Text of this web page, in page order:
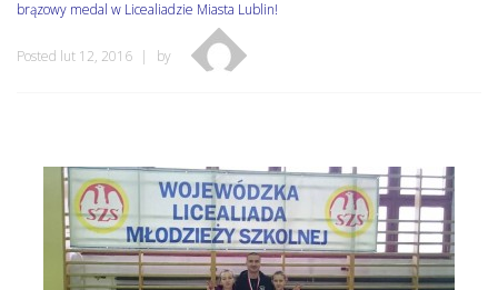
brązowy medal w Licealiadzie Miasta Lublin!
Posted lut 12, 2016 by